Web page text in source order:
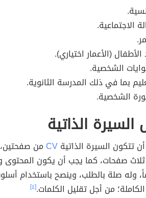
الاجتماعية.
(الأعمار اختياري).
الشخصية.
بما في ذلك المدرسة الثانوية.
الشخصية.
الذاتية
تتكون السيرة الذاتيةCVمن
ثلاث صفحات، كما يجب أن يكون المحتوى
وله صلة بالطلب، وينصح باستخدام
من أجل تقليل الكلمات.[٤]